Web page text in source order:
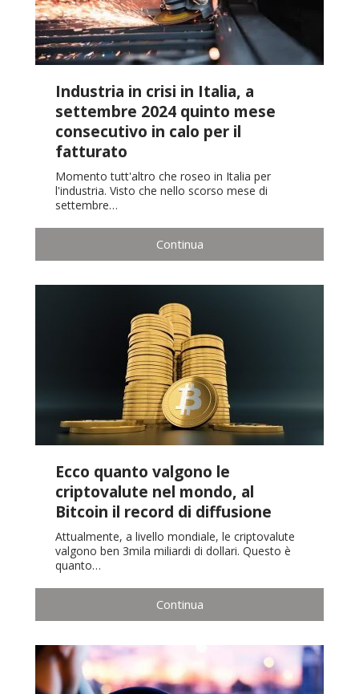
Industria in crisi in Italia, a
settembre 2024 quinto mese
consecutivo in calo per il
fatturato
Momento tutt'altro che roseo in Italia per
l'industria. Visto che nello scorso mese di
settembre…
Continua
Ecco quanto valgono le
criptovalute nel mondo, al
Bitcoin il record di diffusione
Attualmente, a livello mondiale, le criptovalute
valgono ben 3mila miliardi di dollari. Questo è
quanto…
Continua